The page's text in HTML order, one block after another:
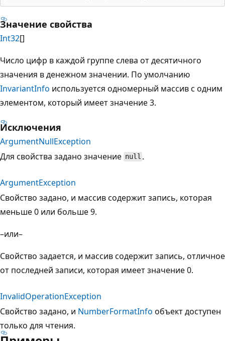
Значение свойства
Int32[]
Число цифр в каждой группе слева от десятичного
значения в денежном значении. По умолчанию
InvariantInfo используется одномерный массив с одним
элементом, который имеет значение 3.
Исключения
ArgumentNullException
Для свойства задано значение null .
ArgumentException
Свойство задано, и массив содержит запись, которая
меньше 0 или больше 9.
–или–
Свойство задается, и массив содержит запись, отличное
от последней записи, которая имеет значение 0.
InvalidOperationException
Свойство задано, и NumberFormatInfo объект доступен
только для чтения.